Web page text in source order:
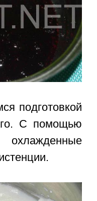
подготовкой
С помощью